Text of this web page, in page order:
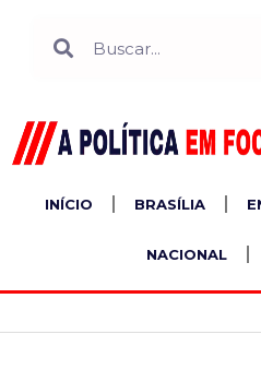
INÍCIO BRASÍLIA
NACIONAL